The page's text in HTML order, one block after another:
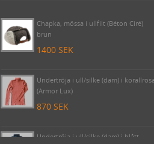
kilo (cirka 49 stycken)
425 SEK
Chapka, mössa i ullfilt (Béton Ciré)
brun
1400 SEK
Undertröja i ull/silke (dam) i korallrosa